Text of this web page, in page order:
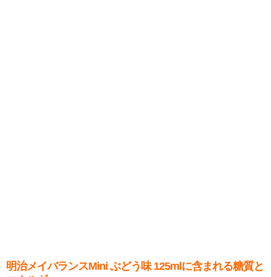
明治メイバランスMini ぶどう味 125mlに含まれる糖質と